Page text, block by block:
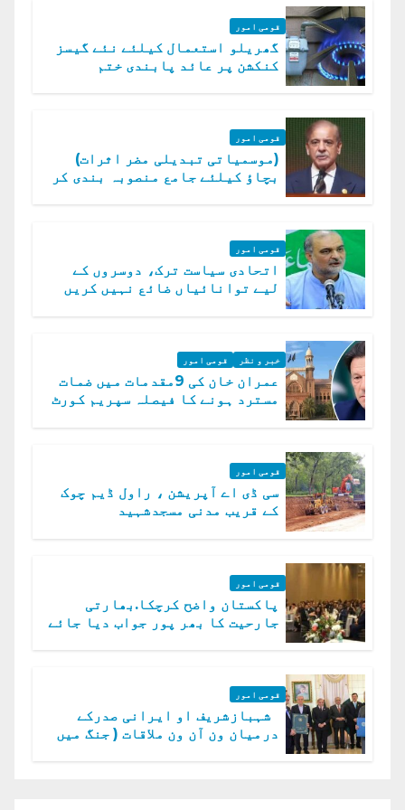
قومی امور
گھریلو استعمال کیلئے نئے گیسز
کنکشن پر عائد پابندی ختم
قومی امور
(موسمیاتی تبدیلی مضر اثرات)
بچاؤ کیلئے جامع منصوبہ بندی کر
قومی امور
اتحادی سیاست ترک، دوسروں کے
لیے توانائیاں ضائع نہیں کریں
خبر و نظر قومی امور
عمران خان کی 9مقدمات میں ضمات
مسترد ہونے کا فیصلہ سپریم کورٹ
قومی امور
سی ڈی اے آپریشن ، راول ڈیم چوک
کے قریب مدنی مسجدشہید
قومی امور
پاکستان واضح کرچکا.بھارتی
جارحیت کا بھر پور جواب دیا جائے
قومی امور
شہبازشریف او ایرانی صدرکے
درمیان ون آن ون ملاقات ( جنگ میں